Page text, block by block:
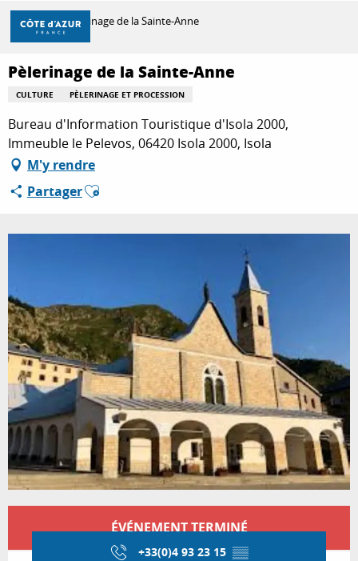
Aller
contenu
principal
DÉCOUVRIR
À FAIRE
SÉJOURNER
Accueil Pèlerinage de la Sainte-Anne
Pèlerinage de la Sainte-Anne
CULTURE PÈLERINAGE ET PROCESSION
Bureau d'Information Touristique d'Isola 2000,
Immeuble le Pelevos, 06420 Isola 2000, Isola
M'y rendre
PartagerAjouter aux favoris
Ouverture et coordonnées
ÉVÉNEMENT TERMINÉ
+33(0)4 93 23 15 ▒▒